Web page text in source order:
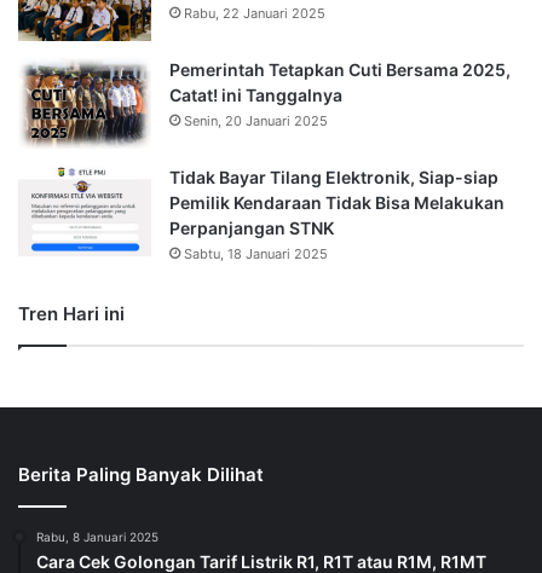
Rabu, 22 Januari 2025
Pemerintah Tetapkan Cuti Bersama 2025,
Catat! ini Tanggalnya
Senin, 20 Januari 2025
Tidak Bayar Tilang Elektronik, Siap-siap
Pemilik Kendaraan Tidak Bisa Melakukan
Perpanjangan STNK
Sabtu, 18 Januari 2025
Tren Hari ini
Berita Paling Banyak Dilihat
Rabu, 8 Januari 2025
Cara Cek Golongan Tarif Listrik R1, R1T atau R1M, R1MT